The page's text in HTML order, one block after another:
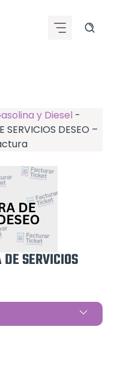
y Diesel -
DESEO –
SERVICIOS